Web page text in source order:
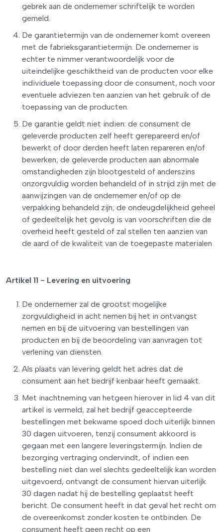
gebrek aan de ondernemer schriftelijk te worden
gemeld.
De garantietermijn van de ondernemer komt overeen
met de fabrieksgarantietermijn. De ondernemer is
echter te nimmer verantwoordelijk voor de
uiteindelijke geschiktheid van de producten voor elke
individuele toepassing door de consument, noch voor
eventuele adviezen ten aanzien van het gebruik of de
toepassing van de producten.
De garantie geldt niet indien: de consument de
geleverde producten zelf heeft gerepareerd en/of
bewerkt of door derden heeft laten repareren en/of
bewerken; de geleverde producten aan abnormale
omstandigheden zijn blootgesteld of anderszins
onzorgvuldig worden behandeld of in strijd zijn met de
aanwijzingen van de ondernemer en/of op de
verpakking behandeld zijn; de ondeugdelijkheid geheel
of gedeeltelijk het gevolg is van voorschriften die de
overheid heeft gesteld of zal stellen ten aanzien van
de aard of de kwaliteit van de toegepaste materialen
Artikel 11 - Levering en uitvoering
De ondernemer zal de grootst mogelijke
zorgvuldigheid in acht nemen bij het in ontvangst
nemen en bij de uitvoering van bestellingen van
producten en bij de beoordeling van aanvragen tot
verlening van diensten.
Als plaats van levering geldt het adres dat de
consument aan het bedrijf kenbaar heeft gemaakt.
Met inachtneming van hetgeen hierover in lid 4 van dit
artikel is vermeld, zal het bedrijf geaccepteerde
bestellingen met bekwame spoed doch uiterlijk binnen
30 dagen uitvoeren, tenzij consument akkoord is
gegaan met een langere leveringstermijn. Indien de
bezorging vertraging ondervindt, of indien een
bestelling niet dan wel slechts gedeeltelijk kan worden
uitgevoerd, ontvangt de consument hiervan uiterlijk
30 dagen nadat hij de bestelling geplaatst heeft
bericht. De consument heeft in dat geval het recht om
de overeenkomst zonder kosten te ontbinden. De
consument heeft geen recht op een